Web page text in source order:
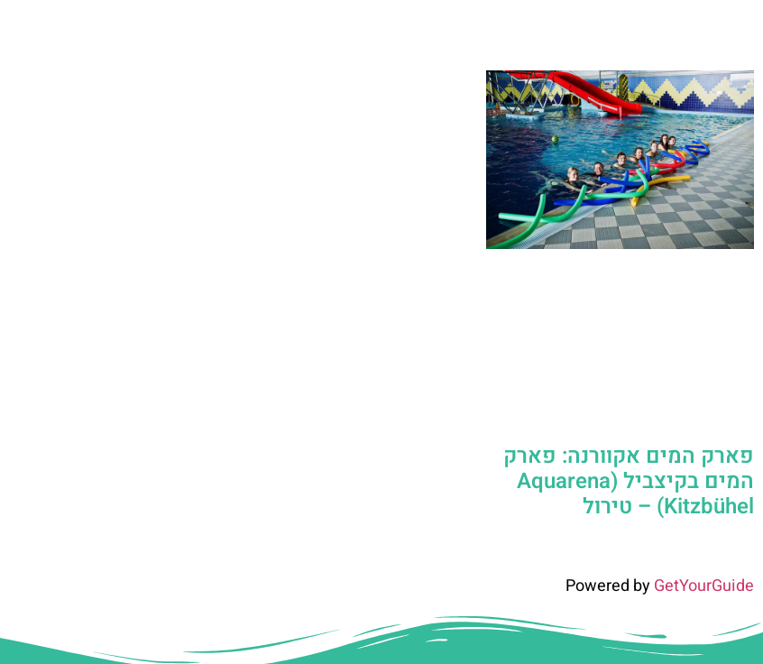
פארק המים אקוורנה: פארק
המים בקיצביל (Aquarena
Kitzbühel) – טירול
Powered byGetYourGuide